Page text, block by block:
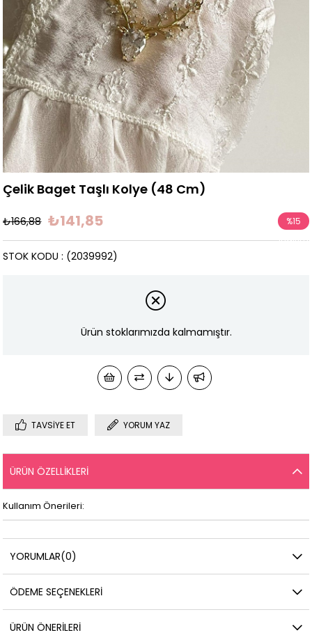
Çelik Baget Taşlı Kolye (48 Cm)
₺166,88 ₺141,85 %15
İndirim
(2039992)
STOK KODU
Ürün stoklarımızda kalmamıştır.
TAVSIYE ET YORUM YAZ
ÜRÜN ÖZELLIKLERI
Kullanım Önerileri:
YORUMLAR(0)
ÖDEME SEÇENEKLERI
ÜRÜN ÖNERILERI